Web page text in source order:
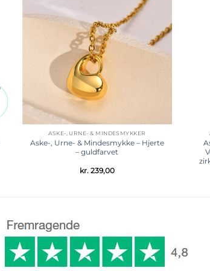
Tilføj til
ønskeliste
ASKE-, URNE- & MINDESMYKKER
Aske-, Urne- & Mindesmykke – Hjerte
– guldfarvet
kr.239,00